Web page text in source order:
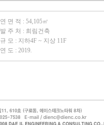
연 면 적 : 54,105㎡
발 주 처 : 희림건축
규 모 : 지하4F ~ 지상 11F
연 도 : 2019.